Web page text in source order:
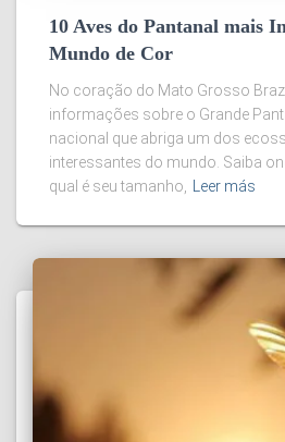
10 Aves do Pantanal mais
Mundo de Cor
No coração do Mato Grosso
informações sobre o Grande
nacional que abriga um dos
interessantes do mundo. Saiba
qual é seu tamanho,
Leer más